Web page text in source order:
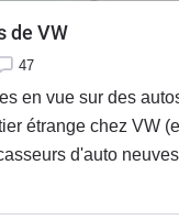
de VW
47
en vue sur des
étrange chez VW
d'auto